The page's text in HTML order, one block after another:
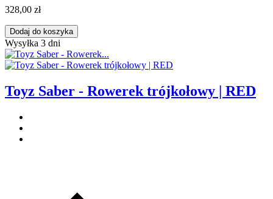
328,00 zł
Dodaj do koszyka
Wysyłka 3 dni
Toyz Saber - Rowerek trójkołowy | RED